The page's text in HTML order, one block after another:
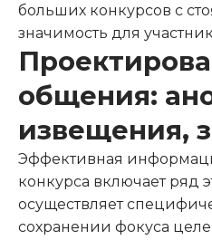
больших конкурсов с
значимость для
общения:
извещения,
Эффективная
конкурса включает ряд
осуществляет
сохранении фокуса